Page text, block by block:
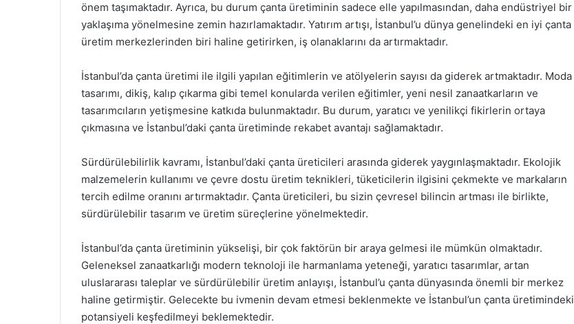
önem taşımaktadır. Ayrıca, bu durum çanta üretiminin sadece elle yapılmasından, daha endüstriyel bir
yaklaşıma yönelmesine zemin hazırlamaktadır. Yatırım artışı, İstanbul’u dünya genelindeki en iyi çanta
üretim merkezlerinden biri haline getirirken, iş olanaklarını da artırmaktadır.
İstanbul’da çanta üretimi ile ilgili yapılan eğitimlerin ve atölyelerin sayısı da giderek artmaktadır. Moda
tasarımı, dikiş, kalıp çıkarma gibi temel konularda verilen eğitimler, yeni nesil zanaatkarların ve
tasarımcıların yetişmesine katkıda bulunmaktadır. Bu durum, yaratıcı ve yenilikçi fikirlerin ortaya
çıkmasına ve İstanbul’daki çanta üretiminde rekabet avantajı sağlamaktadır.
Sürdürülebilirlik kavramı, İstanbul’daki çanta üreticileri arasında giderek yaygınlaşmaktadır. Ekolojik
malzemelerin kullanımı ve çevre dostu üretim teknikleri, tüketicilerin ilgisini çekmekte ve markaların
tercih edilme oranını artırmaktadır. Çanta üreticileri, bu sizin çevresel bilincin artması ile birlikte,
sürdürülebilir tasarım ve üretim süreçlerine yönelmektedir.
İstanbul’da çanta üretiminin yükselişi, bir çok faktörün bir araya gelmesi ile mümkün olmaktadır.
Geleneksel zanaatkarlığı modern teknoloji ile harmanlama yeteneği, yaratıcı tasarımlar, artan
uluslararası taleplar ve sürdürülebilir üretim anlayışı, İstanbul’u çanta dünyasında önemli bir merkez
haline getirmiştir. Gelecekte bu ivmenin devam etmesi beklenmekte ve İstanbul’un çanta üretimindeki
potansiyeli keşfedilmeyi beklemektedir.